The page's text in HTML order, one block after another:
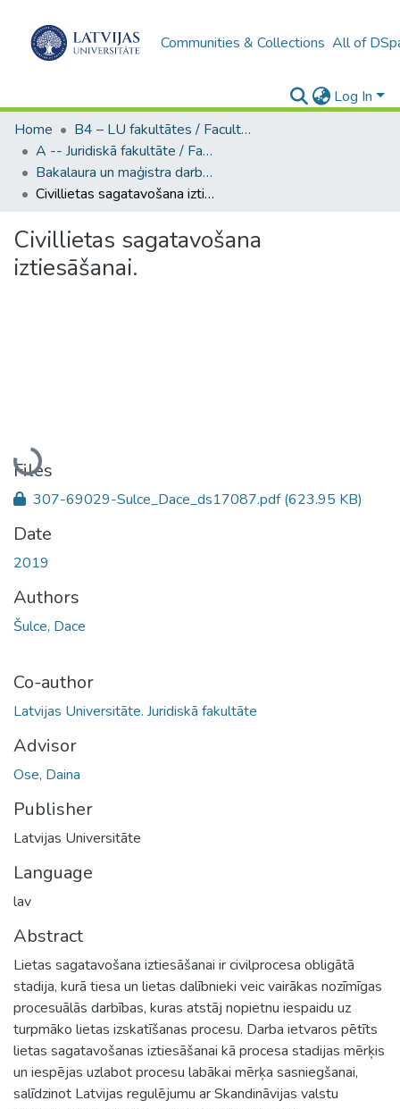
Communities & Collections All of
Log In
Home
B4 – LU fakultātes / Faculties of the UL
A -- Juridiskā fakultāte / Faculty of Law
Bakalaura un maģistra darbi (JF) / Bachelor's and Master's theses
Civillietas sagatavošana iztiesāšanai.
Civillietas sagatavošana
iztiesāšanai.
Loading...
Files
307-69029-Sulce_Dace_ds17087.pdf(623.95 KB)
Date
2019
Authors
Šulce, Dace
Co-author
Latvijas Universitāte. Juridiskā fakultāte
Advisor
Ose, Daina
Publisher
Latvijas Universitāte
Language
lav
Abstract
Lietas sagatavošana iztiesāšanai ir civilprocesa obligātā
stadija, kurā tiesa un lietas dalībnieki veic vairākas nozīmīgas
procesuālās darbības, kuras atstāj nopietnu iespaidu uz
turpmāko lietas izskatīšanas procesu. Darba ietvaros pētīts
lietas sagatavošanas iztiesāšanai kā procesa stadijas mērķis
un iespējas uzlabot procesu labākai mērķa sasniegšanai,
salīdzinot Latvijas regulējumu ar Skandināvijas valstu